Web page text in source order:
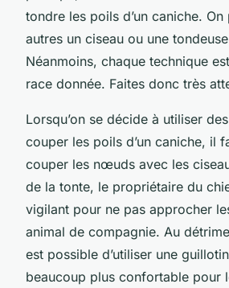
tondre les poils d’un caniche.
autres un ciseau ou une
Néanmoins, chaque technique
race donnée. Faites donc très
Lorsqu’on se décide à utiliser
couper les poils d’un caniche, il
couper les nœuds avec les
de la tonte, le propriétaire du
vigilant pour ne pas approcher
animal de compagnie. Au
est possible d’utiliser une
beaucoup plus confortable pour